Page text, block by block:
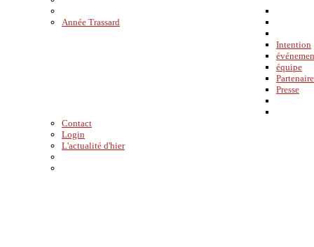
Année Trassard
Intention
équipe
Presse
Contact
Login
L'actualité d'hier